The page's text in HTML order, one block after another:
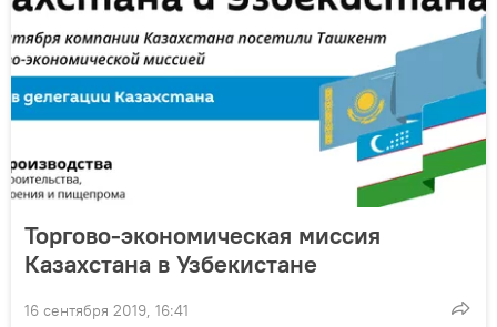
Торгово-экономическая миссия
Казахстана в Узбекистане
16 сентября 2019, 16:41